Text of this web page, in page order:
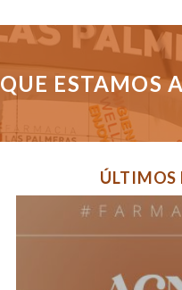
ESTAMOS
ÚLTIMOS